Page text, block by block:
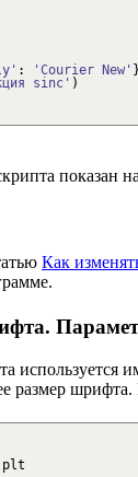
: 'Courier New' }
sinc' )
показан
Как
используется
размер
plt